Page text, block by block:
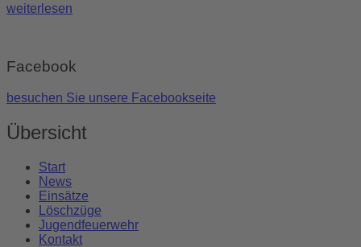
weiterlesen
Facebook
besuchen Sie unsere Facebookseite
Übersicht
Start
News
Einsätze
Löschzüge
Jugendfeuerwehr
Kontakt